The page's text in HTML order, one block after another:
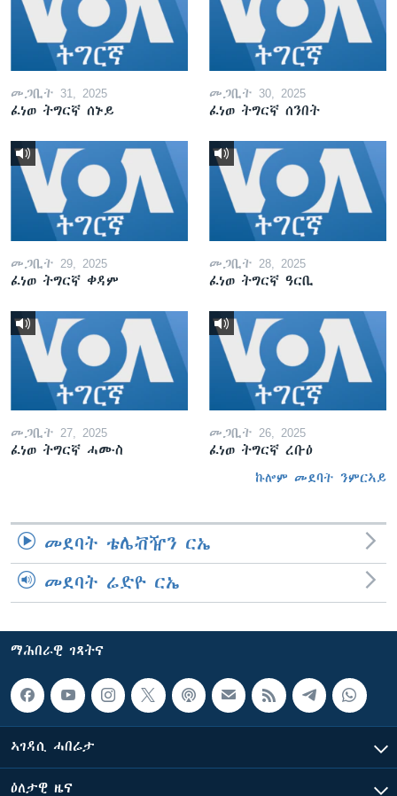
መጋቢት 31, 2025
ፈነወ ትግርኛ ሰኑይ
መጋቢት 30, 2025
ፈነወ ትግርኛ ሰንበት
መጋቢት 29, 2025
ፈነወ ትግርኛ ቀዳም
መጋቢት 28, 2025
ፈነወ ትግርኛ ዓርቢ
መጋቢት 27, 2025
ፈነወ ትግርኛ ሓሙስ
መጋቢት 26, 2025
ፈነወ ትግርኛ ረቡዕ
ኩሎም መደባት ንምርኣይ
መደባት ቴሌቭዥን ርኤ
መደባት ሬድዮ ርኤ
ማሕበራዊ ገጻትና
ኣገዳሲ ሓበሬታ
ዕለታዊ ዜና